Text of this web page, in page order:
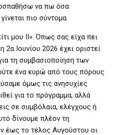
να πω όσα
πιο σύντομα.
μου ΙΙ». Όπως σας είχα πει
Ιουνίου 2026 έχει οριστεί
τη συμβασιοποίηση των
ένα ευρώ από τους πόρους
όμως τις ανησυχίες
για το πρόγραμμα, αλλά
σε συμβόλαια, ελέγχους ή
δίνουμε πλέον τη
έως το τέλος Αυγούστου οι